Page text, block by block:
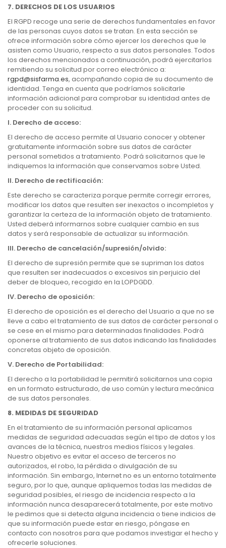
7. DERECHOS DE LOS USUARIOS
El RGPD recoge una serie de derechos fundamentales en favor
de las personas cuyos datos se tratan. En esta sección se
ofrece información sobre cómo ejercer los derechos que le
asisten como Usuario, respecto a sus datos personales. Todos
los derechos mencionados a continuación, podrá ejercitarlos
remitiendo su solicitud por correo electrónico a:
rgpd@sisfarma.es, acompañando copia de su documento de
identidad. Tenga en cuenta que podríamos solicitarle
información adicional para comprobar su identidad antes de
proceder con su solicitud.
I. Derecho de acceso:
El derecho de acceso permite al Usuario conocer y obtener
gratuitamente información sobre sus datos de carácter
personal sometidos a tratamiento. Podrá solicitarnos que le
indiquemos la información que conservamos sobre Usted.
II. Derecho de rectificación:
Este derecho se caracteriza porque permite corregir errores,
modificar los datos que resulten ser inexactos o incompletos y
garantizar la certeza de la información objeto de tratamiento.
Usted deberá informarnos sobre cualquier cambio en sus
datos y será responsable de actualizar su información.
III. Derecho de cancelación/supresión/olvido:
El derecho de supresión permite que se supriman los datos
que resulten ser inadecuados o excesivos sin perjuicio del
deber de bloqueo, recogido en la LOPDGDD.
IV. Derecho de oposición:
El derecho de oposición es el derecho del Usuario a que no se
lleve a cabo el tratamiento de sus datos de carácter personal o
se cese en el mismo para determinadas finalidades. Podrá
oponerse al tratamiento de sus datos indicando las finalidades
concretas objeto de oposición.
V. Derecho de Portabilidad:
El derecho a la portabilidad le permitirá solicitarnos una copia
en un formato estructurado, de uso común y lectura mecánica
de sus datos personales.
8. MEDIDAS DE SEGURIDAD
En el tratamiento de su información personal aplicamos
medidas de seguridad adecuadas según el tipo de datos y los
avances de la técnica, nuestros medios físicos y legales.
Nuestro objetivo es evitar el acceso de terceros no
autorizados, el robo, la pérdida o divulgación de su
información. Sin embargo, Internet no es un entorno totalmente
seguro, por lo que, aunque apliquemos todas las medidas de
seguridad posibles, el riesgo de incidencia respecto a la
información nunca desaparecerá totalmente, por este motivo
le pedimos que si detecta alguna incidencia o tiene indicios de
que su información puede estar en riesgo, póngase en
contacto con nosotros para que podamos investigar el hecho y
ofrecerle soluciones.